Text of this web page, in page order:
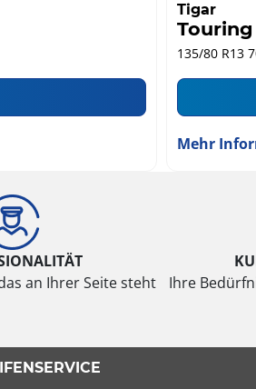
Tigar
Touring
135/80 R13
Mehr
an Ihrer Seite steht
Ihre